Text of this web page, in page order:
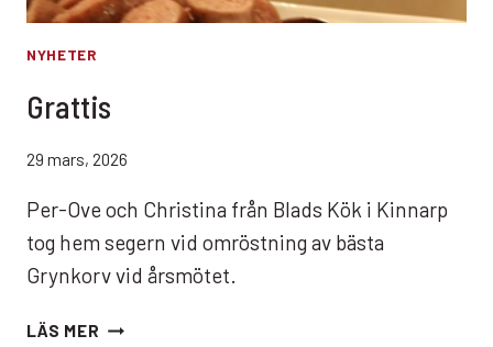
NYHETER
Grattis
29 mars, 2026
Per-Ove och Christina från Blads Kök i Kinnarp
tog hem segern vid omröstning av bästa
Grynkorv vid årsmötet.
LÄS MER GRATTIS